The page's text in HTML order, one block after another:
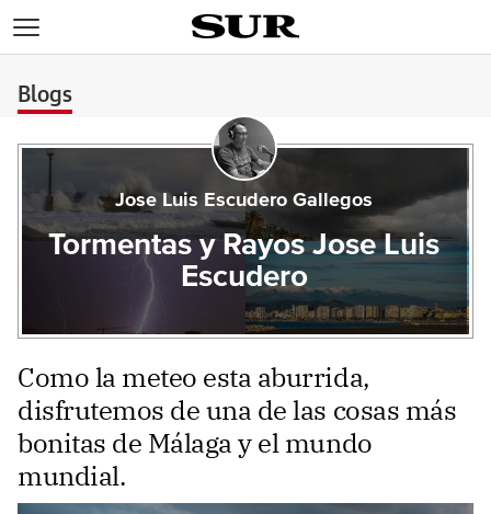
Blogs
Jose Luis Escudero Gallegos
Tormentas y Rayos Jose Luis
Escudero
Como la meteo esta aburrida,
disfrutemos de una de las cosas más
bonitas de Málaga y el mundo
mundial.